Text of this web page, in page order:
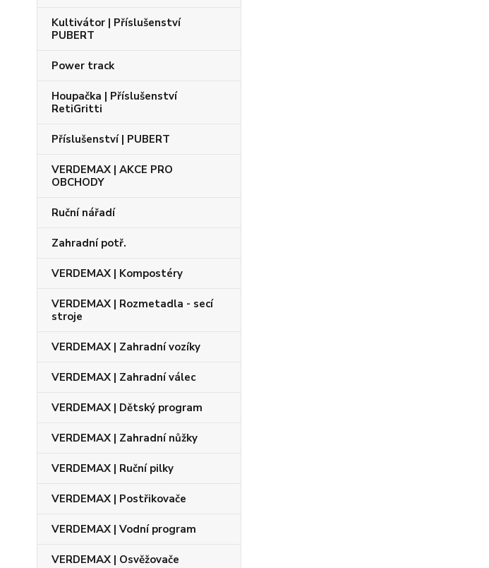
Kultivátor | Příslušenství
PUBERT
Power track
Houpačka | Příslušenství
RetiGritti
Příslušenství | PUBERT
VERDEMAX | AKCE PRO
OBCHODY
Ruční nářadí
Zahradní potř.
VERDEMAX | Kompostéry
VERDEMAX | Rozmetadla - secí
stroje
VERDEMAX | Zahradní vozíky
VERDEMAX | Zahradní válec
VERDEMAX | Dětský program
VERDEMAX | Zahradní nůžky
VERDEMAX | Ruční pilky
VERDEMAX | Postřikovače
VERDEMAX | Vodní program
VERDEMAX | Osvěžovače